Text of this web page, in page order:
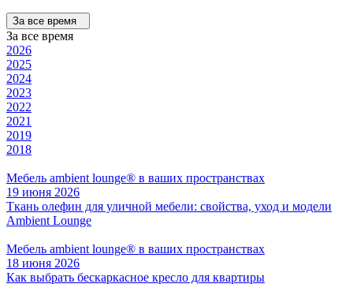
За все время
За все время
2026
2025
2024
2023
2022
2021
2019
2018
Мебель ambient lounge® в ваших пространствах
19 июня 2026
Ткань олефин для уличной мебели: свойства, уход и модели
Ambient Lounge
Мебель ambient lounge® в ваших пространствах
18 июня 2026
Как выбрать бескаркасное кресло для квартиры